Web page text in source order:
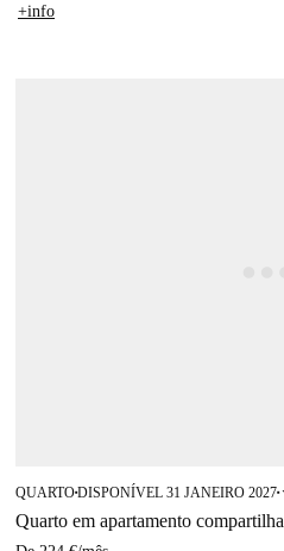
+info
QUARTO■DISPONÍVEL 31 JANEIRO 2027■
Quarto em apartamento